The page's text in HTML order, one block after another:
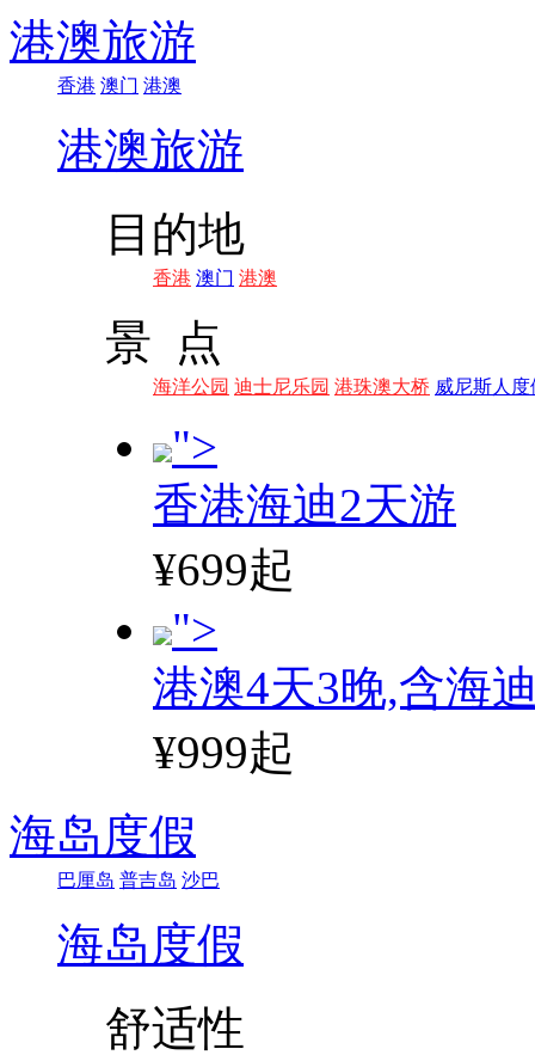
港澳旅游
香港 澳门 港澳
港澳旅游
目的地
香港 澳门 港澳
景 点
海洋公园 迪士尼乐园 港珠澳大桥 威尼斯人度
">
香港海迪2天游
¥699起
">
港澳4天3晚,含海
¥999起
海岛度假
巴厘岛 普吉岛 沙巴
海岛度假
舒适性